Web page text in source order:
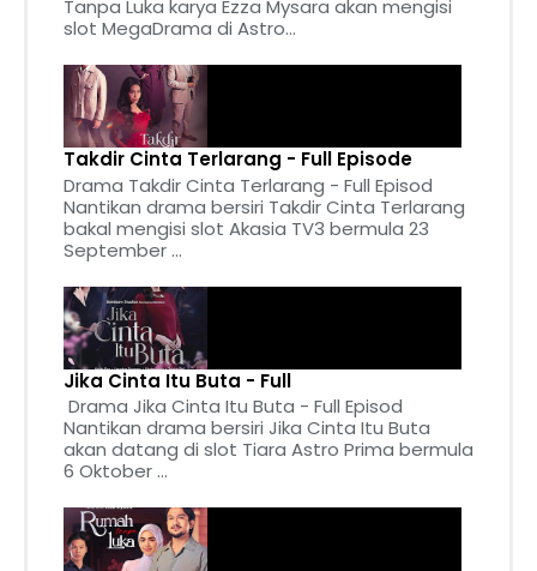
Tanpa Luka karya Ezza Mysara akan mengisi
slot MegaDrama di Astro...
Takdir Cinta Terlarang - Full Episode
Drama Takdir Cinta Terlarang - Full Episod
Nantikan drama bersiri Takdir Cinta Terlarang
bakal mengisi slot Akasia TV3 bermula 23
September ...
Jika Cinta Itu Buta - Full
Drama Jika Cinta Itu Buta - Full Episod
Nantikan drama bersiri Jika Cinta Itu Buta
akan datang di slot Tiara Astro Prima bermula
6 Oktober ...